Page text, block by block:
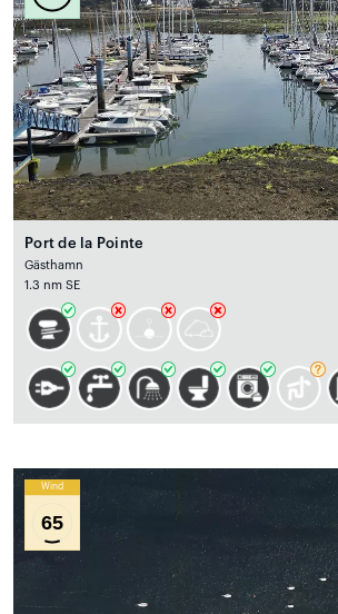
Port de la Pointe
Gästhamn
1.3 nm SE
Wind
65